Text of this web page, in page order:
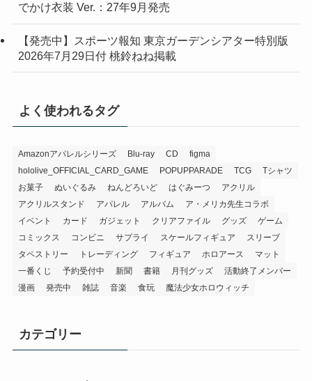
でかけ衣装 Ver.：27年9月発売
【発売中】スポーツ報知 東京ガーデンシアター特別版
2026年7月29日付 桃鈴ねね掲載
よく使われるタグ
Amazonアパレルシリーズ Blu-ray CD
figma
hololive_OFFICIAL_CARD_GAME
POPUPPARADE TCG
Tシャツ
お菓子
ぬいぐるみ ねんどろいど はぐみーつ
アクリル
アクリルスタンド
アパレル アルバム
ア・メリカ先生コラボ
イベント
カード ガジェット クリアファイル グッズ
ゲーム
コミックス
コンビニ サプライ スケールフィギュア
スリーブ
タペストリー
トレーディング フィギュア ホロアース
マット
一番くじ
予約受付中 新聞 書籍 月刊グッズ
活動終了メンバー
漫画
発売中 雑誌 音楽 食玩 魔法少女ホロウィッチ
カテゴリー